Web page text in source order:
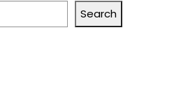
Search